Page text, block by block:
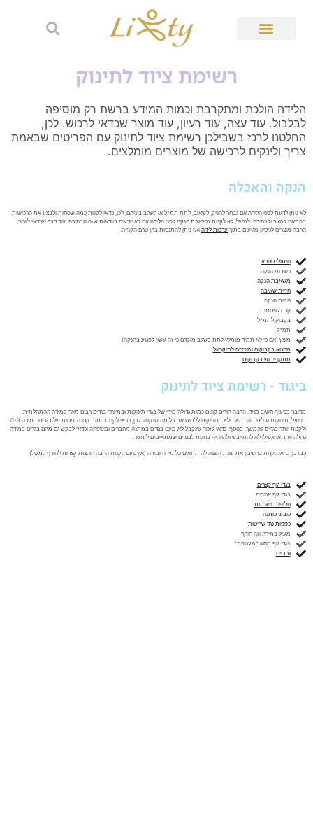
רשימת ציוד לתינוק
הלידה הולכת ומתקרבת וכמות המידע ברשת רק מוסיפה
לבלבול. עוד עצה, עוד רעיון, עוד מוצר שכדאי לרכוש. לכן,
החלטנו לרכז בשבילכן רשימת ציוד לתינוק עם הפריטים שבאמת
צריך ולינקים לרכישה של מוצרים מומלצים.
הנקה והאכלה
לא ניתן לדעת לפני הלידה אם נבחר להניק, לשאוב, לתת תמ"ל או לשלב ביניהם, לכן, כדאי לקנות כמה שפחות ולבצע את הרכישות
בהתאם למצב ולבחירה. למשל, לא לקנות משאבת הנקה לפני הלידה אם לא יודעים בוודאות שזה הבחירה. עוד דבר שכדאי לזכור,
הרבה מוצרים לניסיון מגיעים בתוך ערכות לידה ואז ניתן להתנסות בהן טרם הקנייה.
חיתולי טטרא
רפידות הנקה
משאבת הנקה
חזיית שאיבה
חזיית הנקה
קרם לפטמות
בקבוק לתמ"ל
תמ"ל
מוצץ (אם כי לא תמיד מומלץ לתת בשלב מוקדם כי זה עשוי לפגוע בהנקה)
מחטא בקבוקים ומוצצים למיקרוגל
מתקן ייבוש בקבוקים
ביגוד - רשימת ציוד לתינוק
מדובר בסעיף חשוב מאד. הרבה הורים קונים כמות גדולה מידי של בגדי תינוקות ובמיוחד בגדים רבים מאד במידה ההתחלתית.
בפועל, תינוקות גדלים מהר מאד ולא מספיקים ללבוש את כל מה שנקנה. לכן, כדאי לקנות כמות קטנה יחסית של בגדים במידה 0-3
ולקנות יותר בגדים להמשך. בנוסף, כדאי לזכור שנקבל לא מעט בגדים במתנה מחברים ומשפחה וכדאי לבקש גם מהם בגדים במידה
גדולה יותר או אפילו לא להתייבש ולהחליף בחנות לבגדים שמתאימים לעתיד.
כמו כן, כדאי לקחת בחשבון את עונת השנה לה תתאים כל מידה ומידה (אין טעם לקנות הרבה חולצות קצרות לחורף למשל)
בגדי גוף קצרים
בגדי גוף ארוכים
חליפות פיג'מות
כובעי כותנה
כפפות נגד שריטות
מעיל במידה וזה חורף
בגדי גוף מסוג "מעטפת"
גרביים